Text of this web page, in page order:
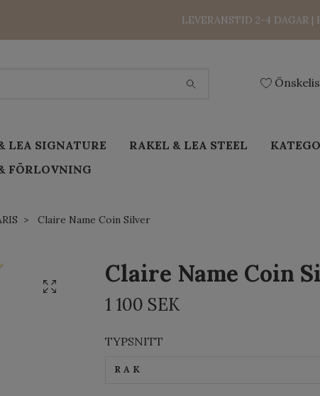
LEVERANSTID 2-4 DAGAR |
LEA SIGNATURE RAKEL & LEA STEEL
FÖRLOVNING
Claire Name Coin Silver
Claire Name Coin
1 100 SEK
TYPSNITT
RAK